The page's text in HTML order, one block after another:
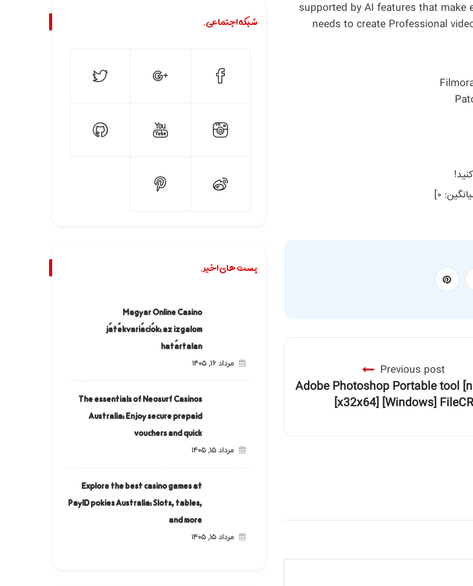
supported by AI features that make
needs to create Professional
۰]
Previous post
Adobe Photoshop Portable tool
[x32x64] [Windows] FileCR
شبکه اجتماعی.
پست های اخیر.
Magyar Online Casino
játékvariációk: az izgalom
határtalan
مرداد ۱۶, ۱۴۰۵
The essentials of Neosurf Casinos
Australia: Enjoy secure prepaid
vouchers and quick
مرداد ۱۵, ۱۴۰۵
Explore the best casino games at
PayID pokies Australia: Slots, tables,
and more
مرداد ۱۵, ۱۴۰۵